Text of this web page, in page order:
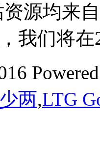
源均来
我们将
两,LTG